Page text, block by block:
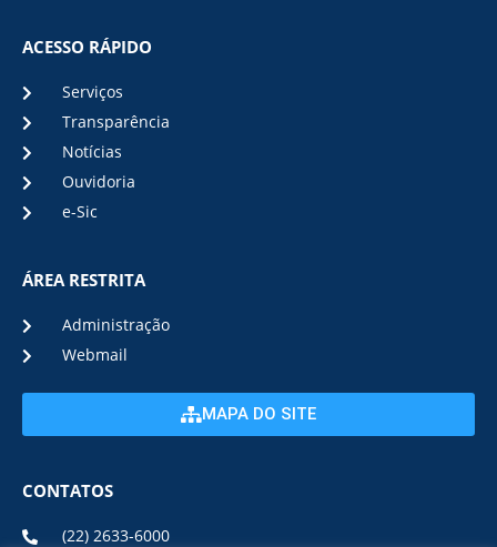
ACESSO RÁPIDO
Serviços
Transparência
Notícias
Ouvidoria
e-Sic
ÁREA RESTRITA
Administração
Webmail
MAPA DO SITE
CONTATOS
(22) 2633-6000